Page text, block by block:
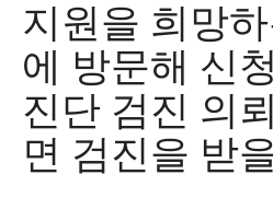
지원을 희망
에 방문해 신
진단 검진 의
면 검진을 받